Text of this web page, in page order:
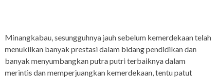
Minangkabau, sesungguhnya jauh sebelum kemerdekaan telah
menukilkan banyak prestasi dalam bidang pendidikan dan
banyak menyumbangkan putra putri terbaiknya dalam
merintis dan memperjuangkan kemerdekaan, tentu patut